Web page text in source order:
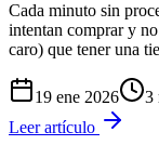
Cada minuto sin
intentan comprar y
caro) que tener una tie
19 ene 2026 3
Leer artículo